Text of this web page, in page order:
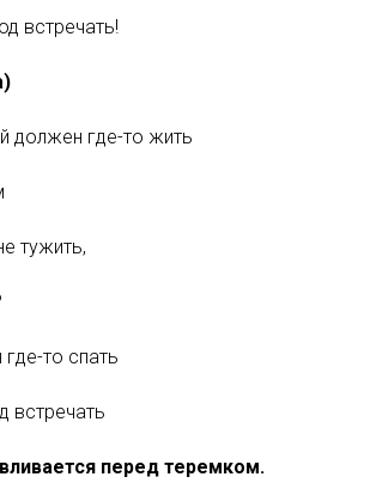
встречать!
должен где-то жить
тужить,
то спать
встречать
перед теремком.